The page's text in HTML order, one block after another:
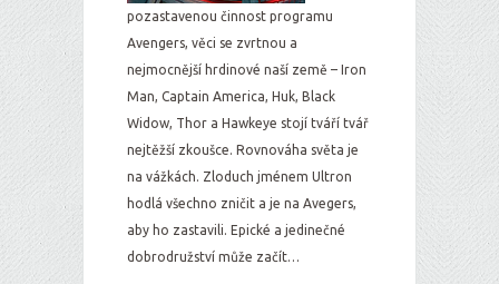
pozastavenou činnost programu
Avengers, věci se zvrtnou a
nejmocnější hrdinové naší země – Iron
Man, Captain America, Huk, Black
Widow, Thor a Hawkeye stojí tváří tvář
nejtěžší zkoušce. Rovnováha světa je
na vážkách. Zloduch jménem Ultron
hodlá všechno zničit a je na Avegers,
aby ho zastavili. Epické a jedinečné
dobrodružství může začít…